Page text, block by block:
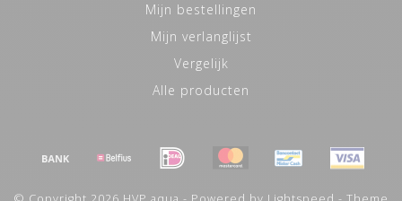
Mijn bestellingen
Mijn verlanglijst
Vergelijk
Alle producten